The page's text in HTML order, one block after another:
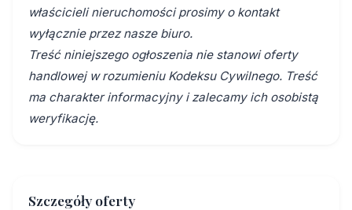
właścicieli nieruchomości prosimy o kontakt
wyłącznie przez nasze biuro.
Treść niniejszego ogłoszenia nie stanowi oferty
handlowej w rozumieniu Kodeksu Cywilnego. Treść
ma charakter informacyjny i zalecamy ich osobistą
weryfikację.
Szczegóły oferty